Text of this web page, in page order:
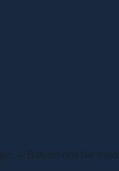
– Bakom den här